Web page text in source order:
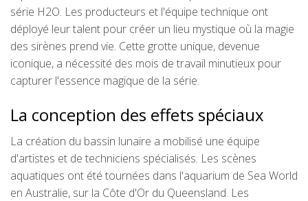
série H2O. Les producteurs et l'équipe technique ont
déployé leur talent pour créer un lieu mystique où la magie
des sirènes prend vie. Cette grotte unique, devenue
iconique, a nécessité des mois de travail minutieux pour
capturer l'essence magique de la série.
La conception des effets spéciaux
La création du bassin lunaire a mobilisé une équipe
d'artistes et de techniciens spécialisés. Les scènes
aquatiques ont été tournées dans l'aquarium de Sea World
en Australie, sur la Côte d'Or du Queensland. Les